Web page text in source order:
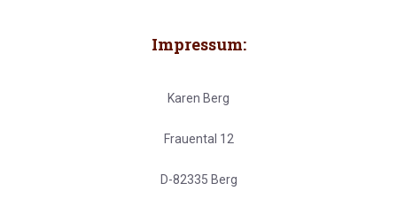
Impressum:
Karen Berg
Frauental 12
D-82335 Berg